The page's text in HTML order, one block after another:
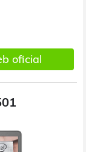
oficial